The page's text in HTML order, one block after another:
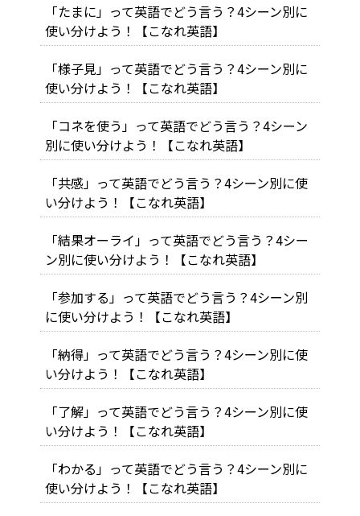
「たまに」って英語でどう言う？4シーン別に
使い分けよう！【こなれ英語】
「様子見」って英語でどう言う？4シーン別に
使い分けよう！【こなれ英語】
「コネを使う」って英語でどう言う？4シーン
別に使い分けよう！【こなれ英語】
「共感」って英語でどう言う？4シーン別に使
い分けよう！【こなれ英語】
「結果オーライ」って英語でどう言う？4シー
ン別に使い分けよう！【こなれ英語】
「参加する」って英語でどう言う？4シーン別
に使い分けよう！【こなれ英語】
「納得」って英語でどう言う？4シーン別に使
い分けよう！【こなれ英語】
「了解」って英語でどう言う？4シーン別に使
い分けよう！【こなれ英語】
「わかる」って英語でどう言う？4シーン別に
使い分けよう！【こなれ英語】